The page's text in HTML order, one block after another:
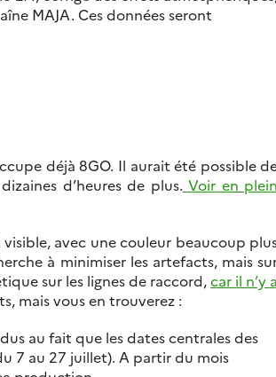
MAJA. Ces données seront
déjà 8GO. Il aurait été possible
d’heures de plus. Voir en plein
avec une couleur beaucoup
à minimiser les artefacts, mais
sur les lignes de raccord,car il n’y a
mais vous en trouverez :
au fait que les dates centrales des
7 au 27 juillet). A partir du mois